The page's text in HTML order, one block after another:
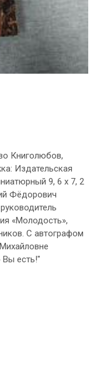
Книголюбов,
Издательская
9, 6 х 7, 2
Фёдорович
«Молодость»,
С автографом
Вы есть!"